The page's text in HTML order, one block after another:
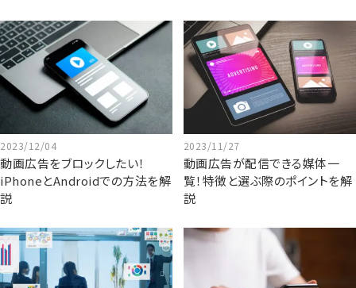
2023/12/04
動画広告をブロックしたい！
iPhoneとAndroidでの方法を解
説
2023/11/27
動画広告が配信できる媒体一
覧！特徴と選ぶ際のポイントを解
説